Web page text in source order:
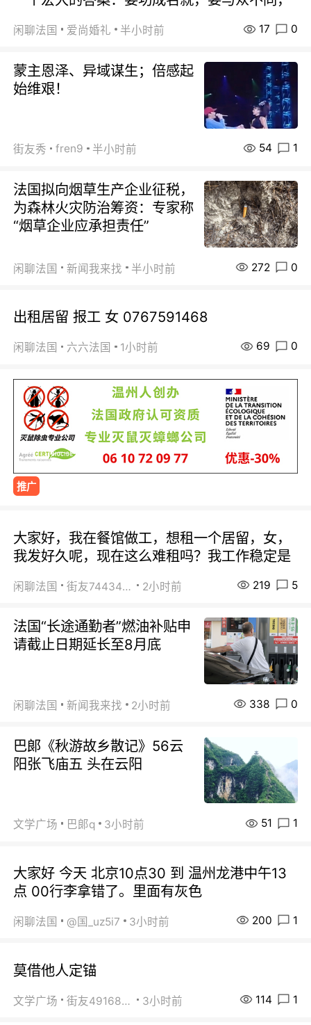
闲聊法国 爱尚婚礼 半小时前 17 0
蒙主恩泽、异域谋生；倍感起
始维艰！
街友秀 fren9 半小时前 54 1
法国拟向烟草生产企业征税，
为森林火灾防治筹资：专家称
“烟草企业应承担责任”
闲聊法国 新闻我来找 半小时前 272 0
出租居留 报工 女 0767591468
闲聊法国 六六法国 1小时前 69 0
推广
大家好，我在餐馆做工，想租一个居留，女，
我发好久呢，现在这么难租吗？我工作稳定是
闲聊法国 街友74434350 2小时前 219 5
法国“长途通勤者”燃油补贴申
请截止日期延长至8月底
闲聊法国 新闻我来找 2小时前 338 0
巴郞《秋游故乡散记》56云
阳张飞庙五 头在云阳
文学广场 巴郞q 3小时前 51 1
大家好 今天 北京10点30 到 温州龙港中午13
点 00行李拿错了。里面有灰色
闲聊法国 @国_uz5i7 3小时前 200 1
莫借他人定锚
文学广场 街友49168527 3小时前 114 1